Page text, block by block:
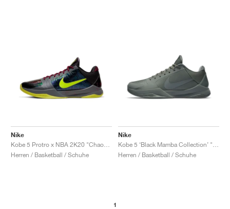
Nike
Kobe 5 Protro x NBA 2K20 "Chaos Alternate"
Herren / Basketball / Schuhe
Nike
Kobe 5 ‘Black Mamba Collection’ "Fade to Black"
Herren / Basketball / Schuhe
1